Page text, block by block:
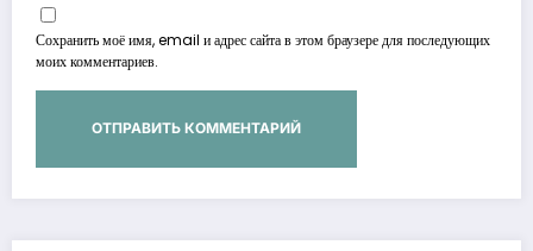
Сохранить моё имя, email и адрес сайта в этом браузере для последующих
моих комментариев.